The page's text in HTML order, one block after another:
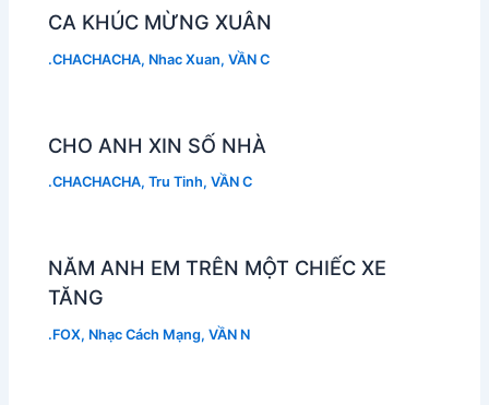
CA KHÚC MỪNG XUÂN
.CHACHACHA, Nhac Xuan,VẦN C
CHO ANH XIN SỐ NHÀ
.CHACHACHA,Tru Tinh,VẦN C
NĂM ANH EM TRÊN MỘT CHIẾC XE
TĂNG
.FOX, Nhạc Cách Mạng,VẦN N